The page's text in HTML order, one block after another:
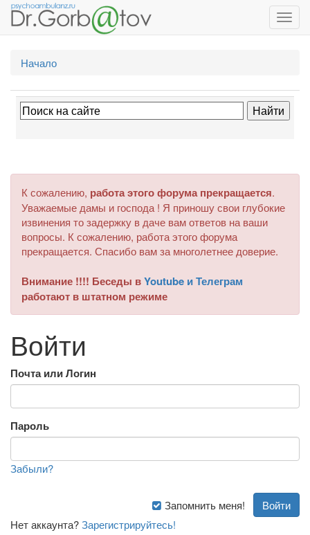
Начало
К сожалению, работа этого форума прекращается.
Уважаемые дамы и господа ! Я приношу свои глубокие
извинения то задержку в даче вам ответов на ваши
вопросы. К сожалению, работа этого форума
прекращается. Спасибо вам за многолетнее доверие.
Внимание !!!! Беседы вYoutube и Телеграм
работают в штатном режиме
Войти
Почта или Логин
Пароль
Забыли?
Запомнить меня!
Нет аккаунта?Зарегистрируйтесь!